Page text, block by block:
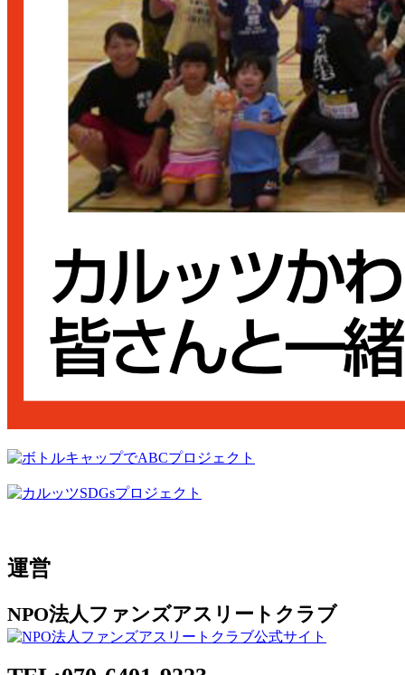
運営
NPO法人ファンズアスリートクラブ